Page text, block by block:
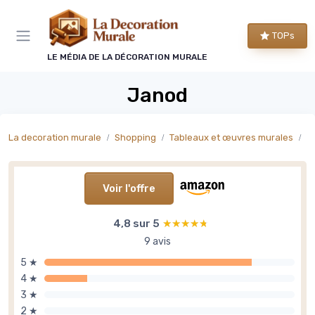
LE MÉDIA DE LA DÉCORATION MURALE
TOPs
Janod
La decoration murale Shopping Tableaux et œuvres murales
Voir l'offre
4,8 sur 5 ★★★★★
★★★★★
9 avis
5 ★
4 ★
3 ★
2 ★
Panneau de gestion des cookies